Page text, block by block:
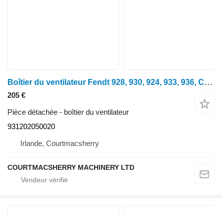
Boîtier du ventilateur Fendt 928, 930, 924, 933, 936, Carénage de ventilateur 931202050020 pour tracteur à roues 928
205 €
Pièce détachée - boîtier du ventilateur
931202050020
Irlande, Courtmacsherry
COURTMACSHERRY MACHINERY LTD